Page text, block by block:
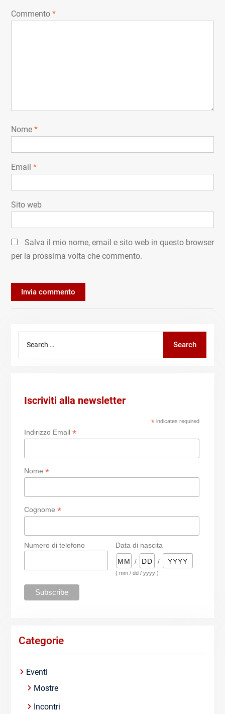
Commento *
Nome *
Email *
Sito web
Salva il mio nome, email e sito web in questo browser
per la prossima volta che commento.
Search
Iscriviti alla newsletter
*indicates required
Indirizzo Email *
Nome *
Cognome *
Numero di telefono
Data di nascita
/
/
( mm / dd / yyyy )
Categorie
Eventi
Mostre
Incontri